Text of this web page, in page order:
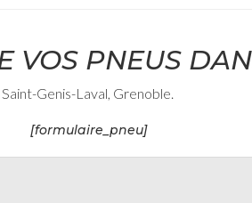
VOS PNEUS
Genis-Laval, Grenoble.
[formulaire_pneu]